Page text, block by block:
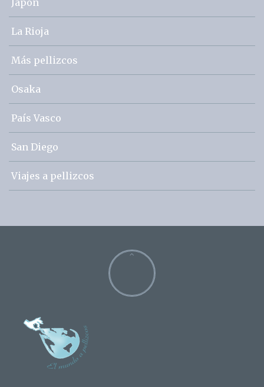
La Rioja
Más pellizcos
Osaka
País Vasco
San Diego
Viajes a pellizcos